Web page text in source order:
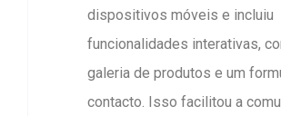
dispositivos móveis e incluiu
funcionalidades interativas,
galeria de produtos e um
contacto. Isso facilitou a